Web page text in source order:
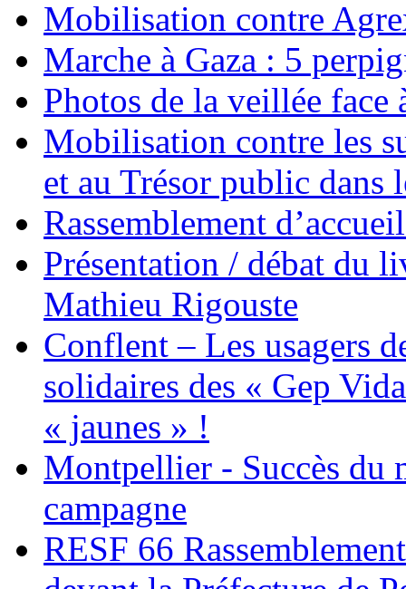
Mobilisation contre
Marche à Gaza : 5
Photos de la veillée face
Mobilisation contre les
et au Trésor public dans
Rassemblement
Présentation / débat du
Mathieu Rigouste
Conflent – Les usagers
solidaires des « Gep
« jaunes » !
Montpellier - Succès du
campagne
RESF 66